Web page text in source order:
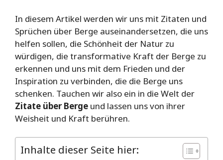
In diesem Artikel werden wir uns mit Zitaten und
Sprüchen über Berge auseinandersetzen, die uns
helfen sollen, die Schönheit der Natur zu
würdigen, die transformative Kraft der Berge zu
erkennen und uns mit dem Frieden und der
Inspiration zu verbinden, die die Berge uns
schenken. Tauchen wir also ein in die Welt der
Zitate über Berge und lassen uns von ihrer
Weisheit und Kraft berühren.
Inhalte dieser Seite hier: